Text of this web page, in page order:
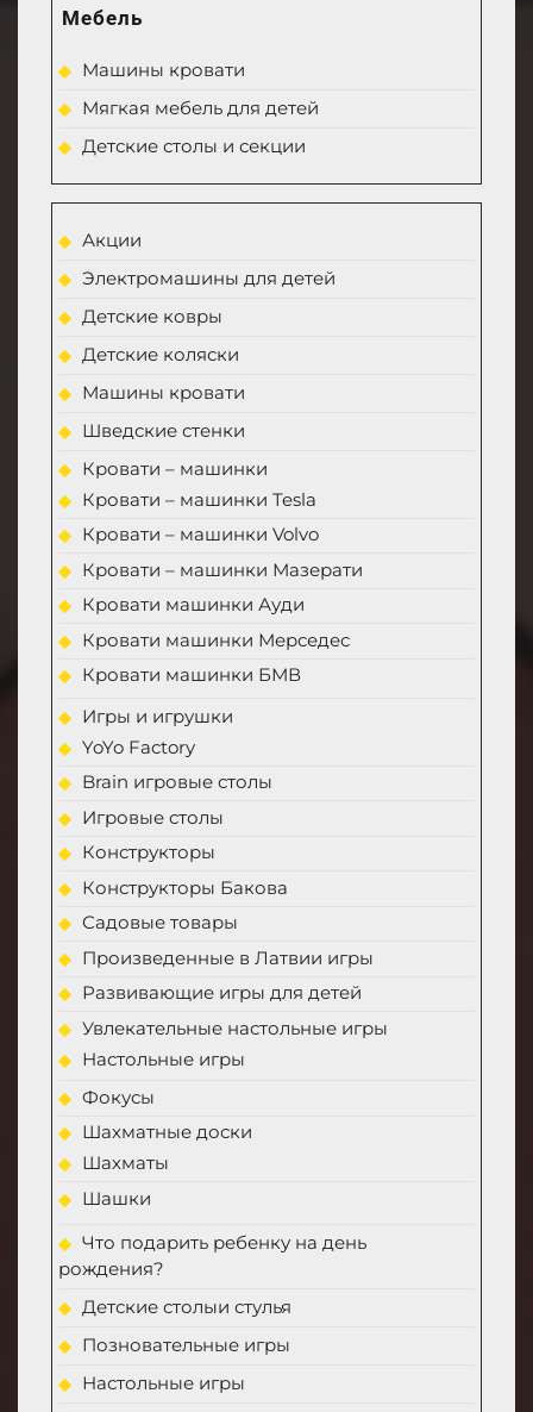
Мебель
Машины кровати
Мягкая мебель для детей
Детские столы и секции
Акции
Электромашины для детей
Детские ковры
Детские коляски
Машины кровати
Шведские стенки
Кровати – машинки
Кровати – машинки Tesla
Кровати – машинки Volvo
Кровати – машинки Мазерати
Кровати машинки Ауди
Кровати машинки Мерседес
Кровати машинки БМВ
Игры и игрушки
YoYo Factory
Brain игровые столы
Игровые столы
Конструкторы
Конструкторы Бакова
Садовые товары
Произведенные в Латвии игры
Развивающие игры для детей
Увлекательные настольные игры
Настольные игры
Фокусы
Шахматные доски
Шахматы
Шашки
Что подарить ребенку на день
рождения?
Детские столыи стулья
Позновательные игры
Настольные игры